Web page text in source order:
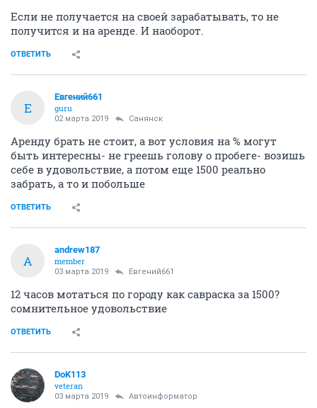
Если не получается на своей зарабатывать, то не
получится и на аренде. И наоборот.
ОТВЕТИТЬ
Е
Евгений661
guru
02 марта 2019 Санянск
Аренду брать не стоит, а вот условия на % могут
быть интересны- не греешь голову о пробеге- возишь
себе в удовольствие, а потом еще 1500 реально
забрать, а то и побольше
ОТВЕТИТЬ
A
andrew187
member
03 марта 2019 Евгений661
12 часов мотаться по городу как савраска за 1500?
сомнительное удовольствие
ОТВЕТИТЬ
DoK113
veteran
03 марта 2019 Автоинформатор